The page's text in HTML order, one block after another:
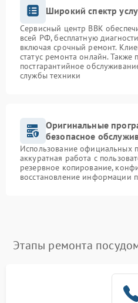
Широкий спектр
Сервисный центр BBK
всей РФ, бесплатную
включая срочный ремонт.
статус ремонта онлайн. Также
постгарантийное
службы техники
Оригинальные
безопасное
Использование официальных
аккуратная работа с
резервное копирование,
восстановление информации
Этапы ремонта